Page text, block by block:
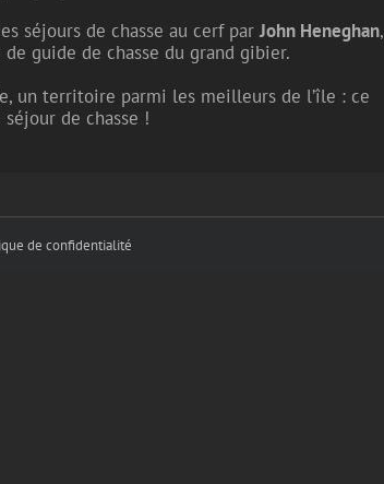
séjours de chasse au cerf parJohn Heneghan,
guide de chasse du grand gibier.
un territoire parmi les meilleurs de l’île : ce
de chasse !
de confidentialité